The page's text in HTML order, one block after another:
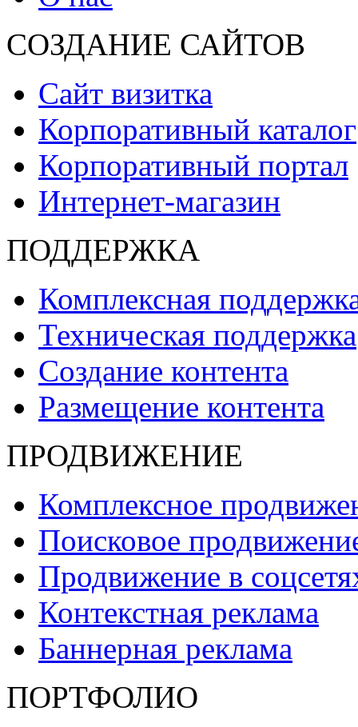
СОЗДАНИЕ САЙТОВ
Сайт визитка
Корпоративный каталог
Корпоративный портал
Интернет-магазин
ПОДДЕРЖКА
Комплексная
Техническая поддержка
Создание контента
Размещение контента
ПРОДВИЖЕНИЕ
Комплексное
Поисковое
Продвижение в
Контекстная реклама
Баннерная реклама
ПОРТФОЛИО